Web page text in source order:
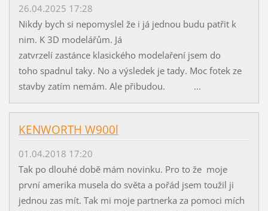
26.04.2025 17:28
Nikdy bych si nepomyslel že i já jednou budu patřit k
nim. K 3D modelářům. Já
zatvrzelí zastánce klasického modelaření jsem do
toho spadnul taky. No a výsledek je tady. Moc fotek ze
stavby zatím nemám. Ale přibudou. ...
KENWORTH W900l
01.04.2018 17:20
Tak po dlouhé době mám novinku. Pro to že moje
první amerika musela do světa a pořád jsem toužil ji
jednou zas mít. Tak mi moje partnerka za pomoci mích